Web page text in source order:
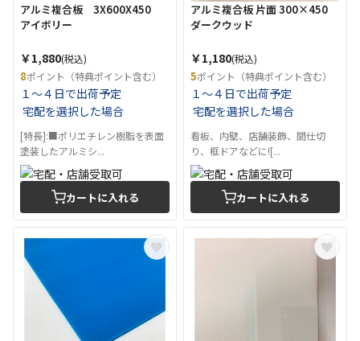
アルミ複合板 3X600X450
アイボリー
￥1,880(税込)
8ポイント（特典ポイント含む）
１～４日で出荷予定
宅配を選択した場合
[特長]:■ポリエチレン樹脂を表面
塗装したアルミシ...
カートに入れる
アルミ複合板 片面 300×450
ダークウッド
￥1,180(税込)
5ポイント（特典ポイント含む）
１～４日で出荷予定
宅配を選択した場合
看板、内壁、店舗装飾、間仕切
り、框ドアなどに![...
カートに入れる